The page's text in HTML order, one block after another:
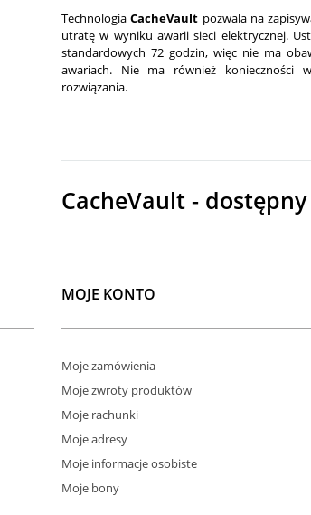
TechnologiaCacheVault pozwala na
utratę w wyniku awarii sieci elektrycznej.
standardowych 72 godzin, więc nie ma
awariach. Nie ma również konieczności
rozwiązania.
CacheVault -
MOJE KONTO
Moje zamówienia
Moje zwroty produktów
Moje rachunki
Moje adresy
Moje informacje osobiste
Moje bony